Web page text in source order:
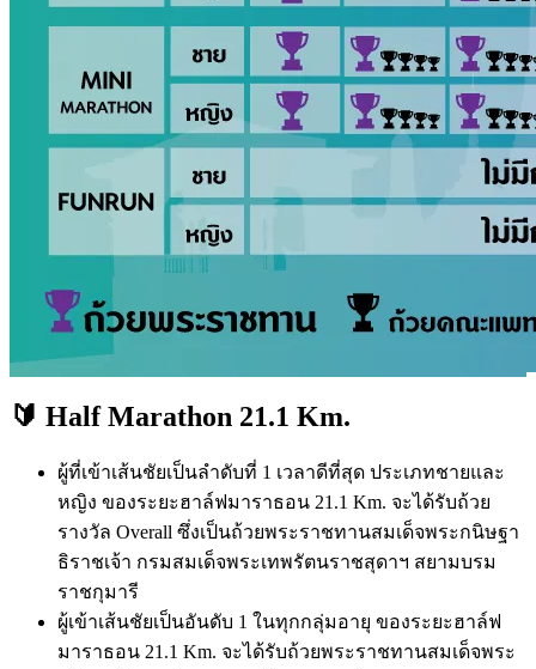
🔰 Half Marathon 21.1 Km.
ผู้ที่เข้าเส้นชัยเป็นลำดับที่ 1 เวลาดีที่สุด ประเภทชายและ
หญิง ของระยะฮาล์ฟมาราธอน 21.1 Km. จะได้รับถ้วย
รางวัล Overall ซึ่งเป็นถ้วยพระราชทานสมเด็จพระกนิษฐา
ธิราชเจ้า กรมสมเด็จพระเทพรัตนราชสุดาฯ สยามบรม
ราชกุมารี
ผู้เข้าเส้นชัยเป็นอันดับ 1 ในทุกกลุ่มอายุ ของระยะฮาล์ฟ
มาราธอน 21.1 Km. จะได้รับถ้วยพระราชทานสมเด็จพระ